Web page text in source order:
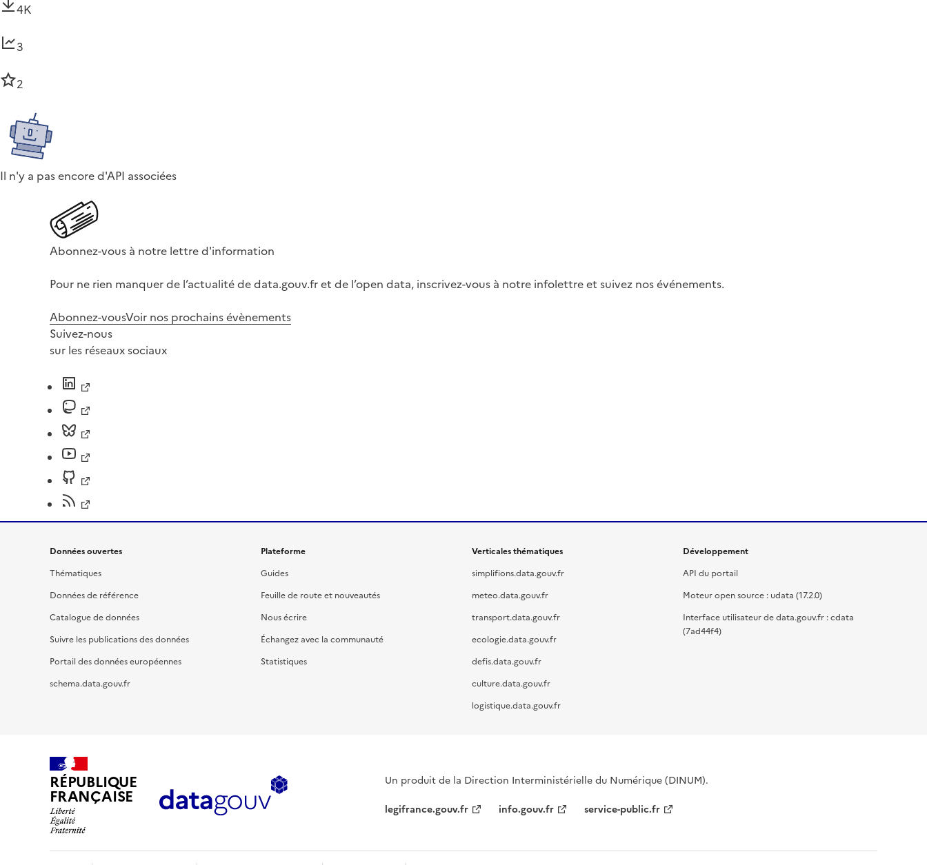
4K
3
2
Il n'y a pas encore d'API associées
Abonnez-vous à notre lettre d'information
Pour ne rien manquer de l’actualité de data.gouv.fr et de l’open data, inscrivez-vous à notre infolettre et suivez nos événements.
Abonnez-vousVoir nos prochains évènements
Suivez-nous
sur les réseaux sociaux
Données ouvertes
Thématiques
Données de référence
Catalogue de données
Suivre les publications des données
Portail des données européennes
schema.data.gouv.fr
Plateforme
Guides
Feuille de route et nouveautés
Nous écrire
Échangez avec la communauté
Statistiques
Verticales thématiques
simplifions.data.gouv.fr
meteo.data.gouv.fr
transport.data.gouv.fr
ecologie.data.gouv.fr
defis.data.gouv.fr
culture.data.gouv.fr
logistique.data.gouv.fr
Développement
API du portail
Moteur open source : udata (17.2.0)
Interface utilisateur de data.gouv.fr : cdata
(7ad44f4)
RÉPUBLIQUE
FRANÇAISE
Un produit de la Direction Interministérielle du Numérique (DINUM).
legifrance.gouv.fr
info.gouv.fr service-public.fr